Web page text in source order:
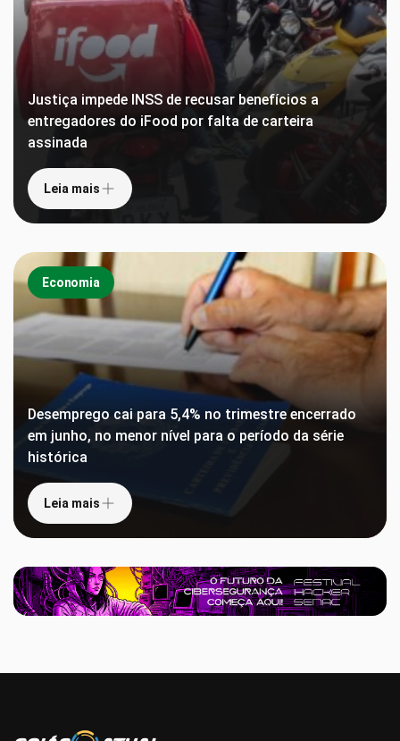
Justiça impede INSS de recusar benefícios a
entregadores do iFood por falta de carteira
assinada
Leia mais
Economia
Desemprego cai para 5,4% no trimestre encerrado
em junho, no menor nível para o período da série
histórica
Leia mais